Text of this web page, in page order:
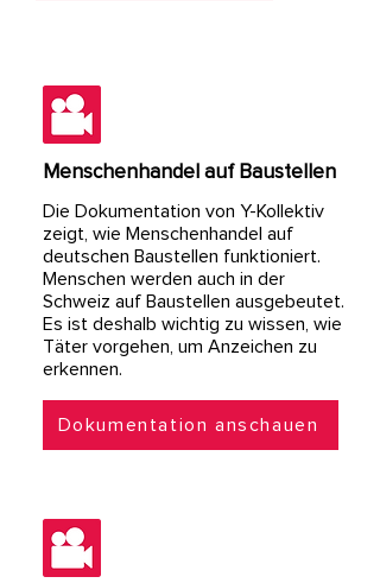
Menschenhandel auf Baustellen
Die Dokumentation von Y-Kollektiv
zeigt, wie Menschenhandel auf
deutschen Baustellen funktioniert.
Menschen werden auch in der
Schweiz auf Baustellen ausgebeutet.
Es ist deshalb wichtig zu wissen, wie
Täter vorgehen, um Anzeichen zu
erkennen.
Dokumentation anschauen